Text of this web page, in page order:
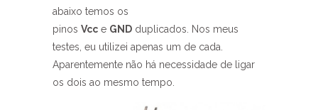
abaixo temos os
pinos Vcc e GND duplicados. Nos meus
testes, eu utilizei apenas um de cada.
Aparentemente não há necessidade de ligar
os dois ao mesmo tempo.